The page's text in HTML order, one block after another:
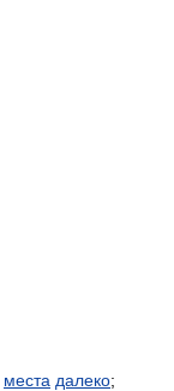
места далеко;